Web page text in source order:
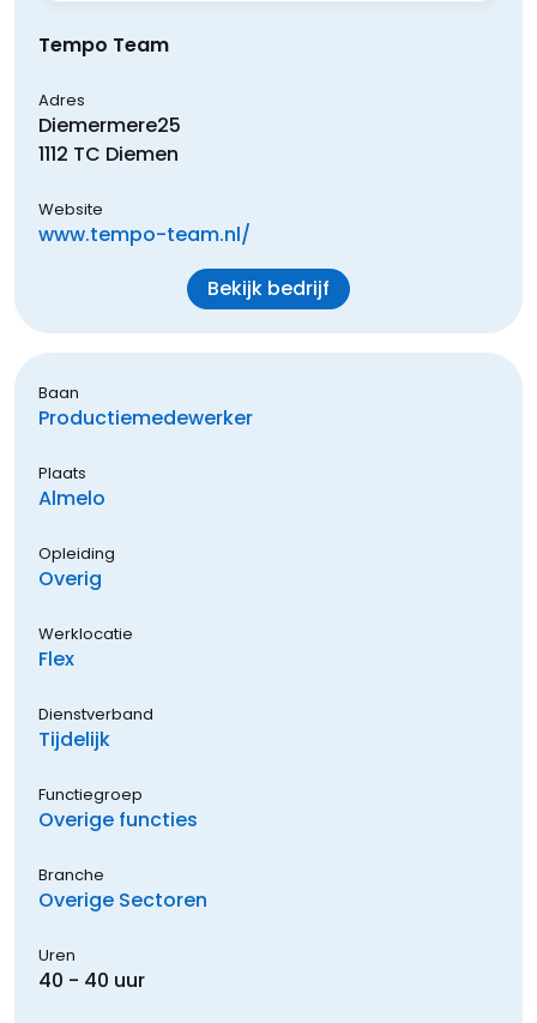
Tempo Team
Adres
Diemermere25
1112 TC Diemen
Website
www.tempo-team.nl/
Bekijk bedrijf
Baan
Productiemedewerker
Plaats
Almelo
Opleiding
Overig
Werklocatie
Flex
Dienstverband
Tijdelijk
Functiegroep
Overige functies
Branche
Overige Sectoren
Uren
40 - 40 uur